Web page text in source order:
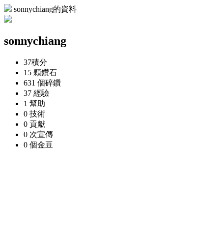
sonnychiang的資料
sonnychiang
37積分
15 顆鑽石
631 個碎鑽
37 經驗
1 幫助
0 技術
0 貢獻
0 次宣傳
0 個金豆